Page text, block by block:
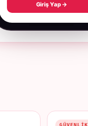
Giriş Yap →